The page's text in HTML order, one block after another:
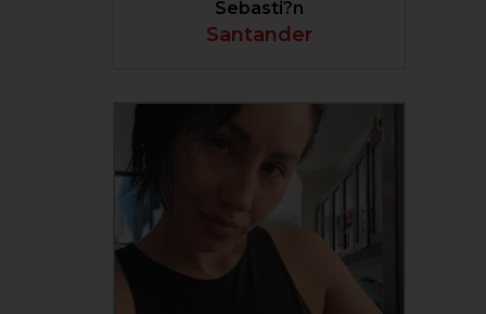
Sebasti?n
Santander